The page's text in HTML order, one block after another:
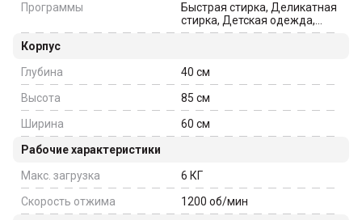
Программы
Быстрая стирка, Деликатная
стирка, Детская одежда,
Хлопок, Интенсивная стирка,
Корпус
Глубина
40 см
Высота
85 см
Ширина
60 см
Рабочие характеристики
Макс. загрузка
6 КГ
Скорость отжима
1200 об/мин